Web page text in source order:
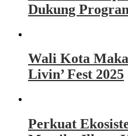
Dukung
Wali Kota
Livin’ Fest 2025
Perkuat